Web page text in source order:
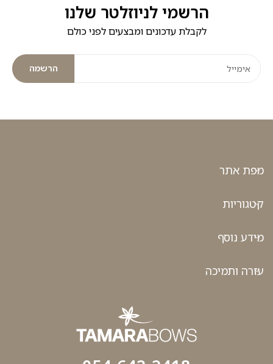
הרשמי לניוזלטר שלנו
לקבלת עדכונים ומבצעים לפני כולם
הרשמה
מפת אתר
קטגוריות
מידע נוסף
עזרה ותמיכה